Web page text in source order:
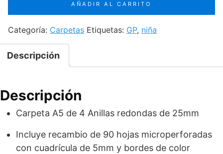
A5,
90
Hojas
Microperforadas,
Cuadrícula
Borde
de
Colección
Niña
AÑADIR AL CARRITO
Categoría: Carpetas Etiquetas: GP, niña
Descripción
Descripción
Carpeta A5 de 4 Anillas redondas de 25mm
Incluye recambio de 90 hojas microperforadas
con cuadrícula de 5mm y bordes de color